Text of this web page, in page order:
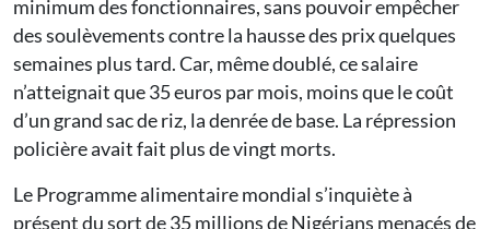
minimum des fonctionnaires, sans pouvoir empêcher
des soulèvements contre la hausse des prix quelques
semaines plus tard. Car, même doublé, ce salaire
n’atteignait que 35 euros par mois, moins que le coût
d’un grand sac de riz, la denrée de base. La répression
policière avait fait plus de vingt morts.
Le Programme alimentaire mondial s’inquiète à
présent du sort de 35 millions de Nigérians menacés de